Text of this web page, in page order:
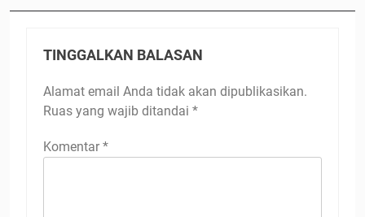
TINGGALKAN BALASAN
Alamat email Anda tidak akan dipublikasikan.
Ruas yang wajib ditandai *
Komentar *